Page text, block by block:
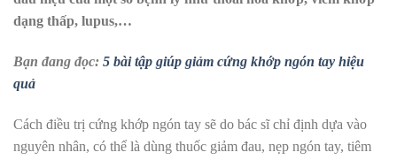
dạng thấp, lupus,…
Bạn đang đọc: 5 bài tập giúp giảm cứng khớp ngón tay hiệu
quả
Cách điều trị cứng khớp ngón tay sẽ do bác sĩ chỉ định dựa vào
nguyên nhân, có thể là dùng thuốc giảm đau, nẹp ngón tay, tiêm